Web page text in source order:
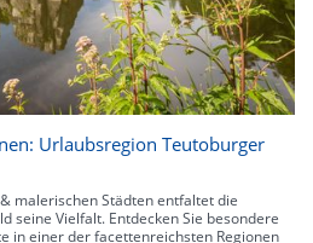
Urlaubsregion Teutoburger
malerischen Städten entfaltet die
seine Vielfalt. Entdecken Sie besondere
in einer der facettenreichsten Regionen